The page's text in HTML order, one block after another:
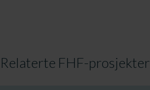
Relaterte FHF-prosjekter